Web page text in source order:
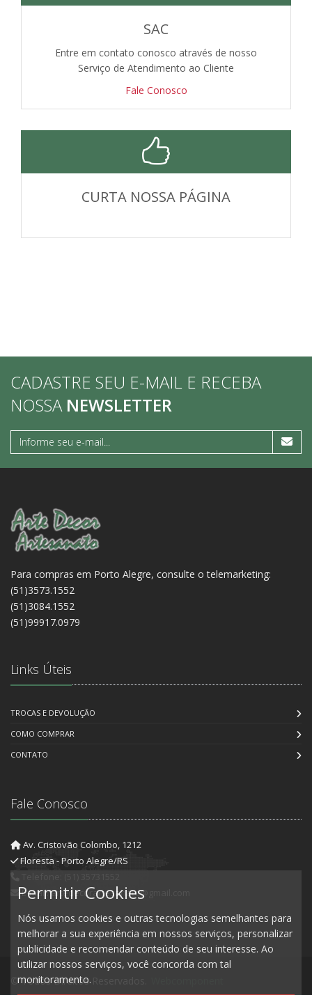
SAC
Entre em contato conosco através de nosso
Serviço de Atendimento ao Cliente
Fale Conosco
CURTA NOSSA PÁGINA
CADASTRE SEU E-MAIL E RECEBA
NOSSA NEWSLETTER
Para compras em Porto Alegre, consulte o telemarketing:
(51)3573.1552
(51)3084.1552
(51)99917.0979
Links Úteis
TROCAS E DEVOLUÇÃO
COMO COMPRAR
CONTATO
Fale Conosco
Av. Cristovão Colombo, 1212
Floresta - Porto Alegre/RS
E-mail: artedecorartesanato@gmail.com
© Todos Direitos Reservados.
Permitir Cookies
Nós usamos cookies e outras tecnologias semelhantes para
melhorar a sua experiência em nossos serviços, personalizar
publicidade e recomendar conteúdo de seu interesse. Ao
utilizar nossos serviços, você concorda com tal
monitoramento.